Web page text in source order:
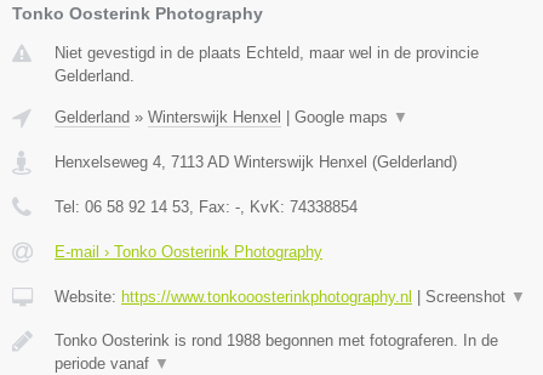
Tonko Oosterink Photography
Niet gevestigd in de plaats Echteld, maar wel in de provincie
Gelderland.
Gelderland » Winterswijk Henxel Google maps ▼
Henxelseweg 4 7113 AD Winterswijk Henxel (Gelderland)
Tel: 06 58 92 14 53 , Fax: - , KvK: 74338854
E-mail › Tonko Oosterink Photography
Website: https://www.tonkooosterinkphotography.nl Screenshot ▼
Tonko Oosterink is rond 1988 begonnen met fotograferen. In de
periode vanaf ▼